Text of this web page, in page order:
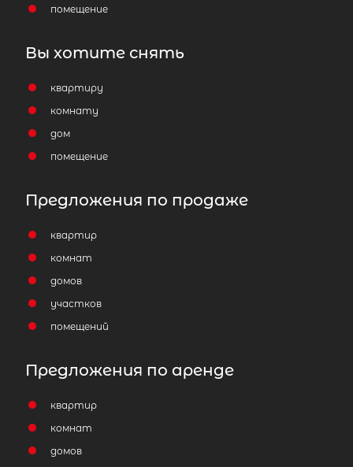
Популярное
помещение
Вы хотите снять
квартиру
комнату
дом
помещение
Предложения по продаже
квартир
комнат
домов
участков
помещений
Предложения по аренде
квартир
комнат
домов